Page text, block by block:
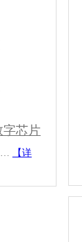
字芯片
…
【详